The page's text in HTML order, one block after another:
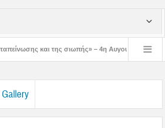
– 4η Αυγουστιάτικη Παράκληση στην